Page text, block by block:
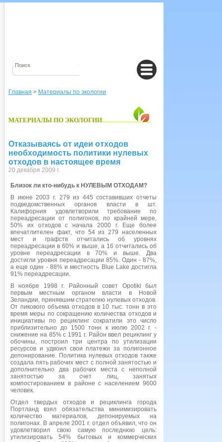
Главная > Материалы по экологии
МАТЕРИАЛЫ ПО ЭКОЛОГИИ
Отказываясь от идеи отходов
необходимость политики нулевых
отходов в настоящее время
20 декабря 2009 г.
Близок ли кто-нибудь к НУЛЕВЫМ ОТХОДАМ?
В июне 2003 г. 279 из 445 составивших отчеты
подведомственных органов власти в шт.
Калифорния удовлетворили требование по
переадресации от полигонов, по крайней мере,
50% их отходов с начала 2000 г. Еще более
впечатлителен факт, что 54 из 279 населенных
мест и графств отчитались об уровнях
переадресации в 60% и выше, а 16 отчитались об
уровне переадресации в 70% и выше. Два
достигли уровня переадресации 85%. Один - 87%,
а еще один - 88% и местность Blue Lake достигла
91% переадресации.
В ноябре 1998 г. Районный совет Opotiki был
первым местным органом власти в Новой
Зеландии, принявшим стратегию нулевых отходов.
От пикового объема отходов в 10 тыс. тонн в это
время меры по сокращению количества отходов и
инициативы по рециклинг сократили это число
приблизительно до 1500 тонн к июлю 2002 г. -
снижение на 85% с 1991 г. Район ввел рециклинг у
обочины, построил три центра по утилизации
ресурсов и удвоил свои платежи за полигонное
депонирование. Политика нулевых отходов также
создала пять рабочих мест с полной занятостью и
дополнительно два рабочих места с неполной
занятостью за счет лиц, занятых
компостированием в районе с населением 9600
человек.
Отдел твердых отходов и рециклинга города
Портланд взял обязательства минимизировать
количество материалов, депонируемых на
полигонах. В апреле 2001 г. отдел объявил, что он
удовлетворил свою самую последнюю цель:
утилизировать 54% бытовых и коммерческих